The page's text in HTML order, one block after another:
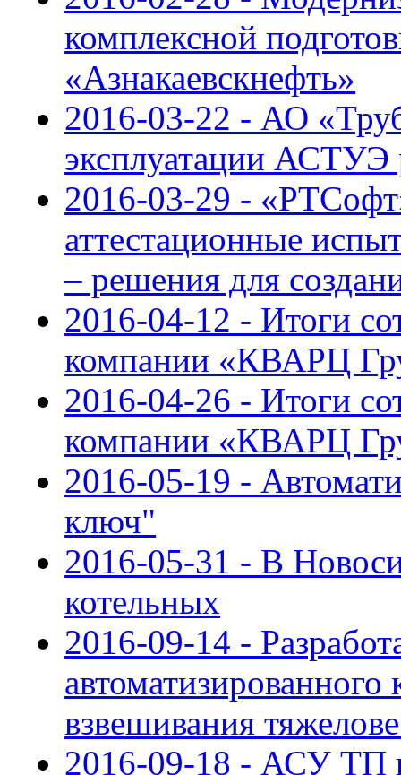
комплексной
«Азнакаевскнефть»
2016-03-22 - АО
эксплуатации
2016-03-29 -
аттестационные
– решения для
2016-04-12 - Итоги
компании «КВАРЦ
2016-04-26 - Итоги
компании «КВАРЦ
2016-05-19 -
ключ"
2016-05-31 - В
котельных
2016-09-14 -
взвешивания
2016-09-18 - АСУ ТП